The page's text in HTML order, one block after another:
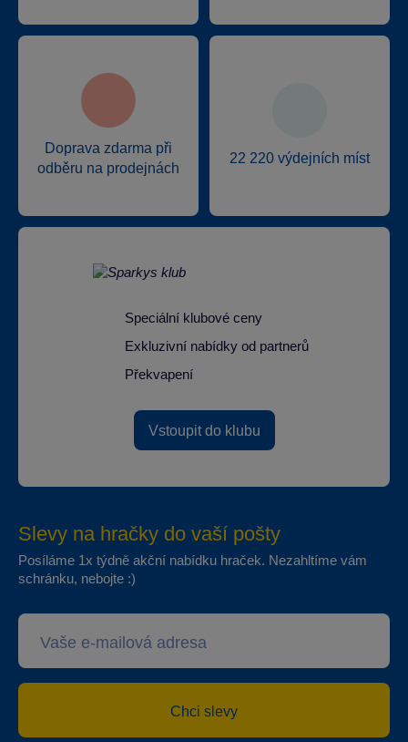
Doprava zdarma při
odběru na prodejnách
22 220 výdejních míst
Speciální klubové ceny
Exkluzivní nabídky od partnerů
Překvapení
Vstoupit do klubu
Slevy na hračky do vaší pošty
Posíláme 1x týdně akční nabídku hraček. Nezahltíme vám
schránku, nebojte :)
Chci slevy